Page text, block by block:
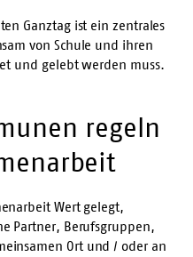
Ganztag ist ein zentrales
von Schule und ihren
und gelebt werden muss.
regeln
Wert gelegt,
Partner, Berufsgruppen,
Ort und / oder an